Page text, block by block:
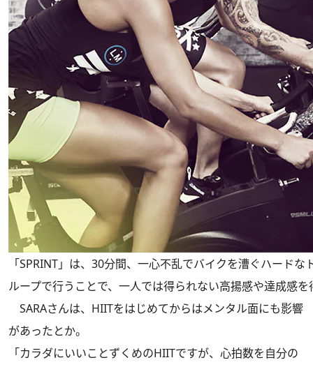
「SPRINT」は、30分間、一心不乱でバイクを漕ぐハードな
ループで行うことで、一人では得られない高揚感や達成感
SARAさんは、HIITをはじめてからはメンタル面にも影響
があったとか。
「カラダにいいことずくめのHIITですが、心拍数を自分の